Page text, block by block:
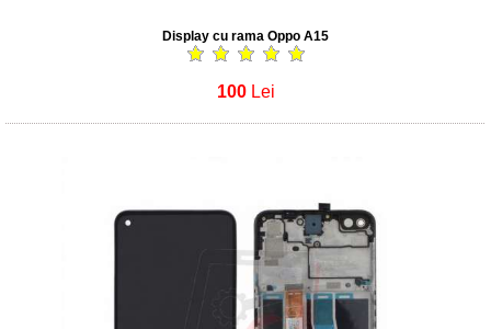
Display cu rama Oppo A15
100 Lei